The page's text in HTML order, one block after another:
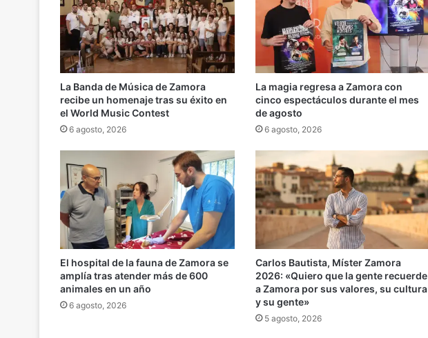
La Banda de Música de Zamora
recibe un homenaje tras su éxito en
el World Music Contest
6 agosto, 2026
La magia regresa a Zamora con
cinco espectáculos durante el mes
de agosto
6 agosto, 2026
El hospital de la fauna de Zamora se
amplía tras atender más de 600
animales en un año
6 agosto, 2026
Carlos Bautista, Míster Zamora
2026: «Quiero que la gente recuerde
a Zamora por sus valores, su cultura
y su gente»
5 agosto, 2026